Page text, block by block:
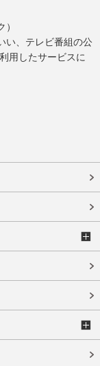
い、テレビ番組の公
用したサービスに